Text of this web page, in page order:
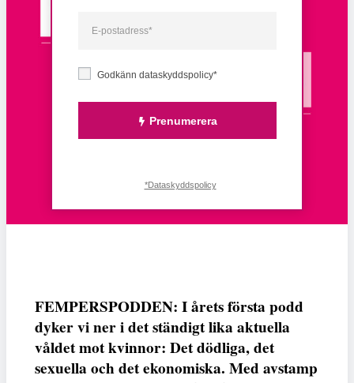
FEMPERSPODDEN: I årets första podd
dyker vi ner i det ständigt lika aktuella
våldet mot kvinnor: Det dödliga, det
sexuella och det ekonomiska. Med avstamp
Godkänn dataskyddspolicy*
Prenumerera
*Dataskyddspolicy